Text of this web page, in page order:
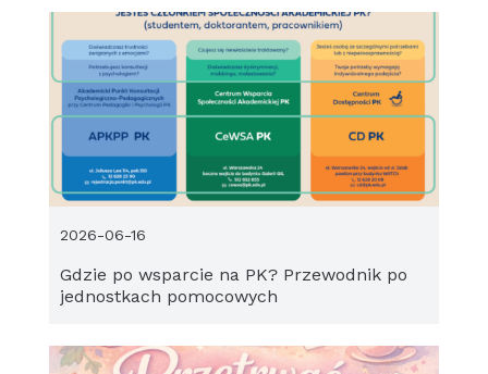
Gdzie po wsparcie na PK? Przewodnik po
jednostkach pomocowych
2026-06-16